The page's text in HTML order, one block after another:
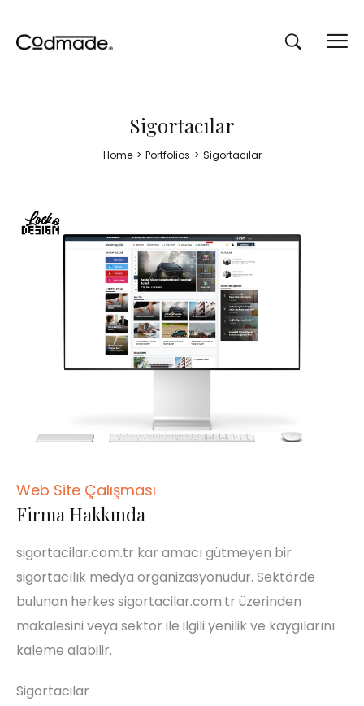
Sigortacılar
Home > Portfolios > Sigortacılar
Web Site Çalışması
Firma Hakkında
sigortacilar.com.tr kar amacı gütmeyen bir
sigortacılık medya organizasyonudur. Sektörde
bulunan herkes sigortacilar.com.tr üzerinden
makalesini veya sektör ile ilgili yenilik ve kaygılarını
kaleme alabilir.
Sigortacilar